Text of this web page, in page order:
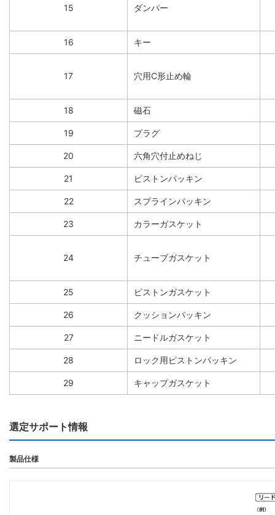
15 ダンパー
16 キー
17 穴用C形止め輪
18 磁石
19 プラグ
20 六角穴付止めねじ
21 ピストンパッキン
22 スプラインパッキン
23 カラーガスケット
24 チューブガスケット
25 ピストンガスケット
26 クッションパッキン
27 ニードルガスケット
28 ロック用ピストンパッキン
29 キャップガスケット
選定サポート情報
製品仕様